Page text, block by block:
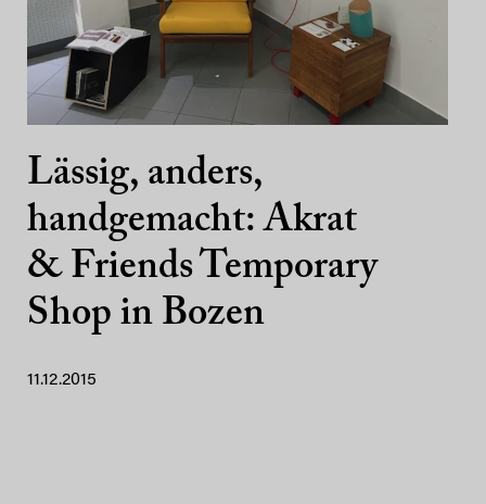
Lässig, anders,
handgemacht: Akrat
& Friends Temporary
Shop in Bozen
11.12.2015